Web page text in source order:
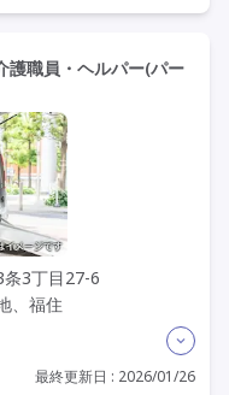
護職員・ヘルパー(パー
3丁目27-6
、福住
(ヘルパー2級)
最終更新日 : 2026/01/26